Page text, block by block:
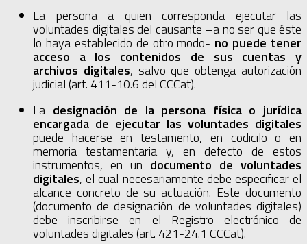
La persona a quien corresponda ejecutar las
voluntades digitales del causante –a no ser que éste
lo haya establecido de otro modo- no puede tener
acceso a los contenidos de sus cuentas y
archivos digitales, salvo que obtenga autorización
judicial (art. 411-10.6 del CCCat).
La designación de la persona física o jurídica
encargada de ejecutar las voluntades digitales
puede hacerse en testamento, en codicilo o en
memoria testamentaria y, en defecto de estos
instrumentos, en un documento de voluntades
digitales, el cual necesariamente debe especificar el
alcance concreto de su actuación. Este documento
(documento de designación de voluntades digitales)
debe inscribirse en el Registro electrónico de
voluntades digitales (art. 421-24.1 CCCat).